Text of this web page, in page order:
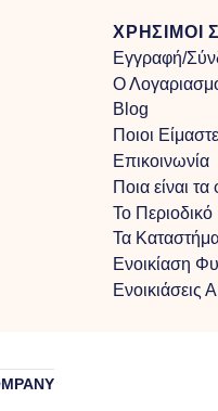
ΧΡΗΣΙΜΟΙ
Εγγραφή/
Ο
Blog
Ποιοι Είμαστε
Επικοινωνία
Ποια είναι
Το
Τα
Ενοικίαση
Ενοικιάσεις